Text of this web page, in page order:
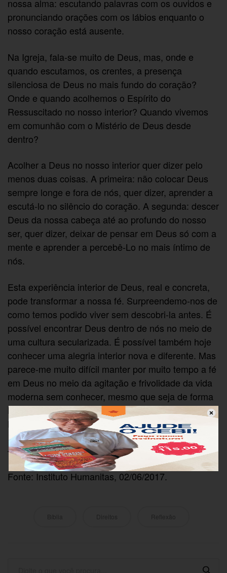
nossa alma: escutando palavras com os ouvidos e
pronunciando orações com os lábios enquanto o
nosso coração está ausente.
Na Igreja, fala-se muito de Deus, mas, onde e
quando escutamos, os crentes, a presença
silenciosa de Deus no mais fundo do coração?
Onde e quando acolhemos o Espírito do
Ressuscitado no nosso interior? Quando vivemos
em comunhão com o Mistério de Deus desde
dentro?
Acolher a Deus no nosso interior quer dizer pelo
menos duas coisas. A primeira: não colocar Deus
sempre longe e fora de nós, quer dizer, aprender a
escutá-lo no silêncio do coração. A segunda: descer
Deus da nossa cabeça até ao profundo do nosso
ser, quer dizer, deixar de pensar em Deus só com a
mente e aprender a percebê-Lo no mais íntimo de
nós.
Esta experiência interior de Deus, real e concreta,
pode transformar a nossa fé. Surpreendemo-nos de
como temos podido viver sem descobri-la antes. É
possível encontrar Deus dentro de nós no meio de
uma cultura secularizada. É possível também hoje
conhecer uma alegria interior nova e diferente. Mas
parece-me muito difícil manter por muito tempo a fé
em Deus no meio da agitação e frivolidade da vida
moderna sem conhecer, mesmo que seja de forma
humilde e simples, alguma experiência interior do
Mistério de Deus.
–
Fonte: Instituto Humanitas, 02/06/2017.